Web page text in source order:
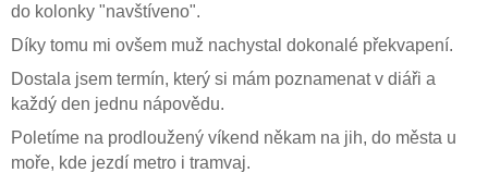
do kolonky "navštíveno".
Díky tomu mi ovšem muž nachystal dokonalé překvapení.
Dostala jsem termín, který si mám poznamenat v diáři a
každý den jednu nápovědu.
Poletíme na prodloužený víkend někam na jih, do města u
moře, kde jezdí metro i tramvaj.